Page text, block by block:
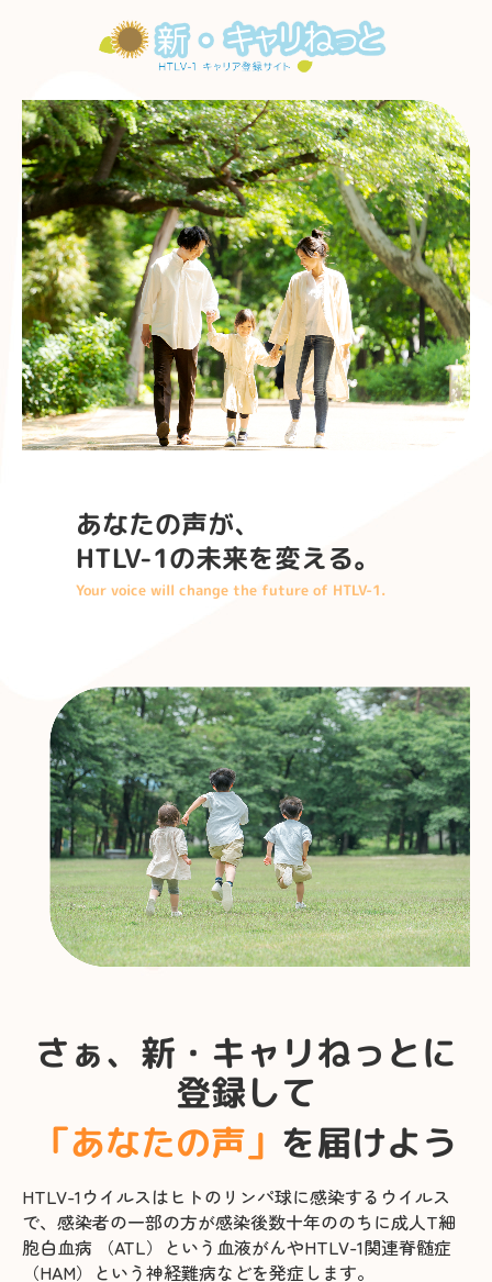
あなたの声が、
HTLV-1の未来を変える。
Your voice will change the future of HTLV-1.
さぁ、新・キャリねっとに
登録して
「あなたの声」 を届けよう
HTLV-1ウイルスはヒトのリンパ球に感染するウイルス
で、感染者の一部の方が感染後数十年ののちに成人T細
胞白血病 （ATL）という血液がんやHTLV-1関連脊髄症
（HAM）という神経難病などを発症します。